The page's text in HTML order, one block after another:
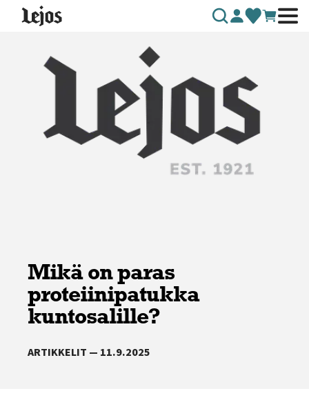
Siirry sisältöön
Mikä on paras
proteiinipatukka
kuntosalille?
ARTIKKELIT — 11.9.2025